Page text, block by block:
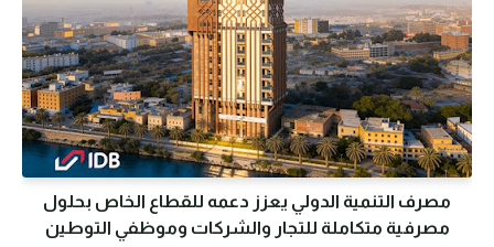
مصرف التنمية الدولي يعزز دعمه للقطاع الخاص بحلول
مصرفية متكاملة للتجار والشركات وموظفي التوطين